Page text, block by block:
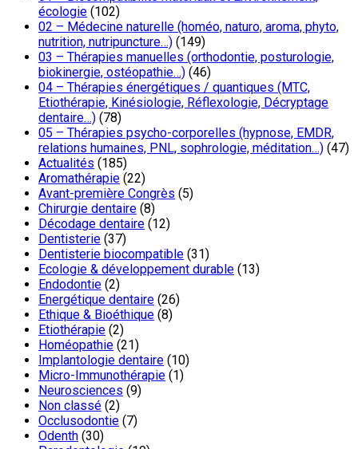
écologie (102)
02 – Médecine naturelle (homéo, naturo, aroma, phyto,
nutrition, nutripuncture…) (149)
03 – Thérapies manuelles (orthodontie, posturologie,
biokinergie, ostéopathie…) (46)
04 – Thérapies énergétiques / quantiques (MTC,
Etiothérapie, Kinésiologie, Réflexologie, Décryptage
dentaire…) (78)
05 – Thérapies psycho-corporelles (hypnose, EMDR,
relations humaines, PNL, sophrologie, méditation…) (47)
Actualités (185)
Aromathérapie (22)
Avant-première Congrès (5)
Chirurgie dentaire (8)
Décodage dentaire (12)
Dentisterie (37)
Dentisterie biocompatible (31)
Ecologie & développement durable (13)
Endodontie (2)
Energétique dentaire (26)
Ethique & Bioéthique (8)
Etiothérapie (2)
Homéopathie (21)
Implantologie dentaire (10)
Micro-Immunothérapie (1)
Neurosciences (9)
Non classé (2)
Occlusodontie (7)
Odenth (30)